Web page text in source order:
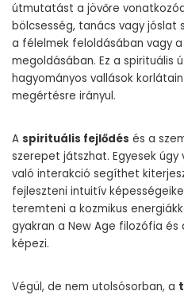
útmutatást a jövőre
bölcsesség, tanács vagy
a félelmek feloldásában vagy
megoldásában. Ez a spirituális
hagyományos vallások
megértésre irányul.
A spirituális fejlődés és a
szerepet játszhat. Egyesek úgy
való interakció segíthet
fejleszteni intuitív
teremteni a kozmikus
gyakran a New Age filozófia
képezi.
Végül, de nem utolsósorban, a